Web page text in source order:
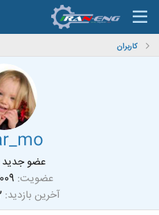
کاربران
عضو جدید
عضویت
آخرین بازدید